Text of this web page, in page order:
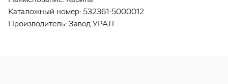
Каталожный номер: 532361-5000012
Производитель: Завод УРАЛ